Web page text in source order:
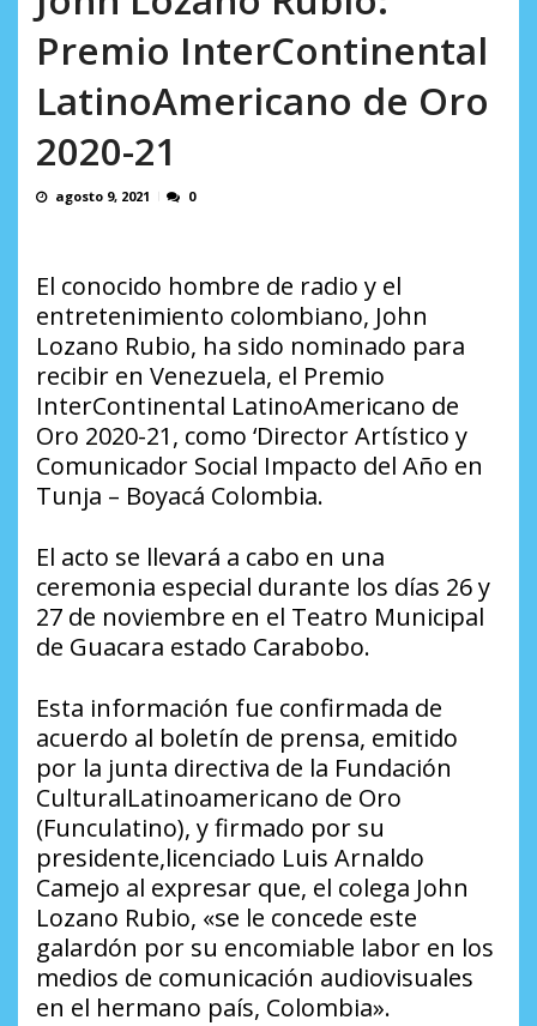
Premio InterContinental
LatinoAmericano de Oro
2020-21
agosto 9, 2021 0
El conocido hombre de radio y el
entretenimiento colombiano, John
Lozano Rubio, ha sido nominado para
recibir en Venezuela, el Premio
InterContinental LatinoAmericano de
Oro 2020-21, como ‘Director Artístico y
Comunicador Social Impacto del Año en
Tunja – Boyacá Colombia.
El acto se llevará a cabo en una
ceremonia especial durante los días 26 y
27 de noviembre en el Teatro Municipal
de Guacara estado Carabobo.
Esta información fue confirmada de
acuerdo al boletín de prensa, emitido
por la junta directiva de la Fundación
CulturalLatinoamericano de Oro
(Funculatino), y firmado por su
presidente,licenciado Luis Arnaldo
Camejo al expresar que, el colega John
Lozano Rubio, «se le concede este
galardón por su encomiable labor en los
medios de comunicación audiovisuales
en el hermano país, Colombia».